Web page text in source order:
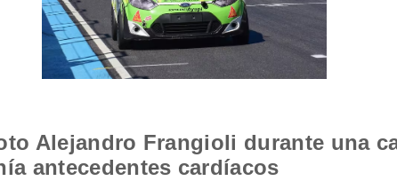
Alejandro Frangioli durante una
antecedentes cardíacos